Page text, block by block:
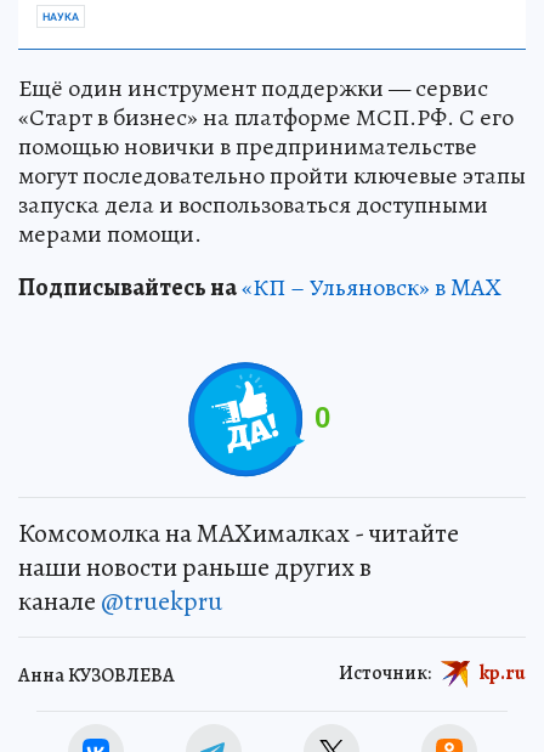
НАУКА
Ещё один инструмент поддержки — сервис
«Старт в бизнес» на платформе МСП.РФ. С его
помощью новички в предпринимательстве
могут последовательно пройти ключевые этапы
запуска дела и воспользоваться доступными
мерами помощи.
Подписывайтесь на«КП – Ульяновск» в MAX
0
Комсомолка на MAXималках - читайте
наши новости раньше других в
канале @truekpru
Анна КУЗОВЛЕВА Источник: kp.ru